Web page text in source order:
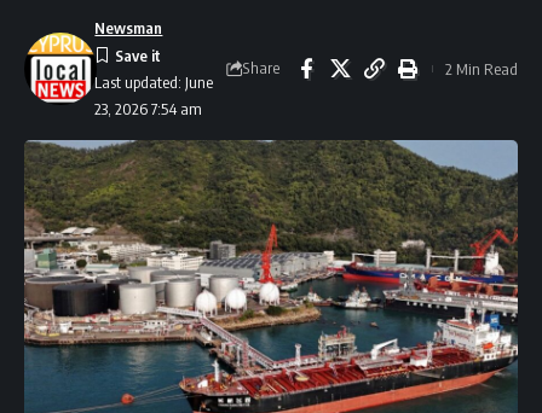
Last updated: June
23, 2026 7:54 am
Newsman
Share 2 Min Read